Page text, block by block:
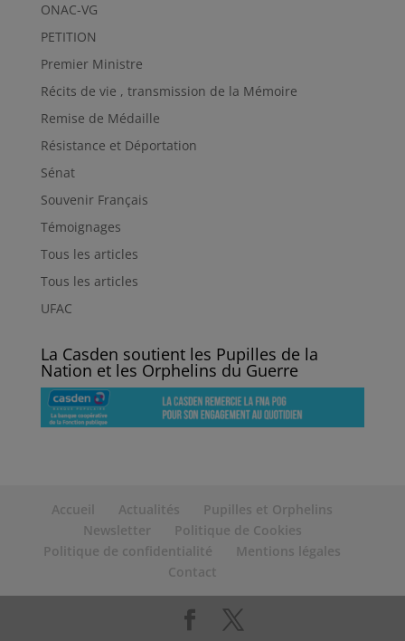
ONAC-VG
PETITION
Premier Ministre
Récits de vie , transmission de la Mémoire
Remise de Médaille
Résistance et Déportation
Sénat
Souvenir Français
Témoignages
Tous les articles
Tous les articles
UFAC
La Casden soutient les Pupilles de la
Nation et les Orphelins du Guerre
Accueil Actualités
Pupilles et Orphelins
Newsletter
Politique de Cookies
Politique de confidentialité
Mentions légales
Contact